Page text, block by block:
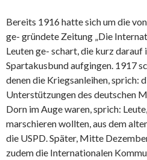
Bereits 1916 hatte sich um die
ge- gründete Zeitung „Die
Leuten ge- schart, die kurz darauf
Spartakusbund aufgingen. 1917
denen die Kriegsanleihen, sprich:
Unterstützungen des deutschen
Dorn im Auge waren, sprich:
marschieren wollten, aus dem
die USPD. Später, Mitte
zudem die Internationalen